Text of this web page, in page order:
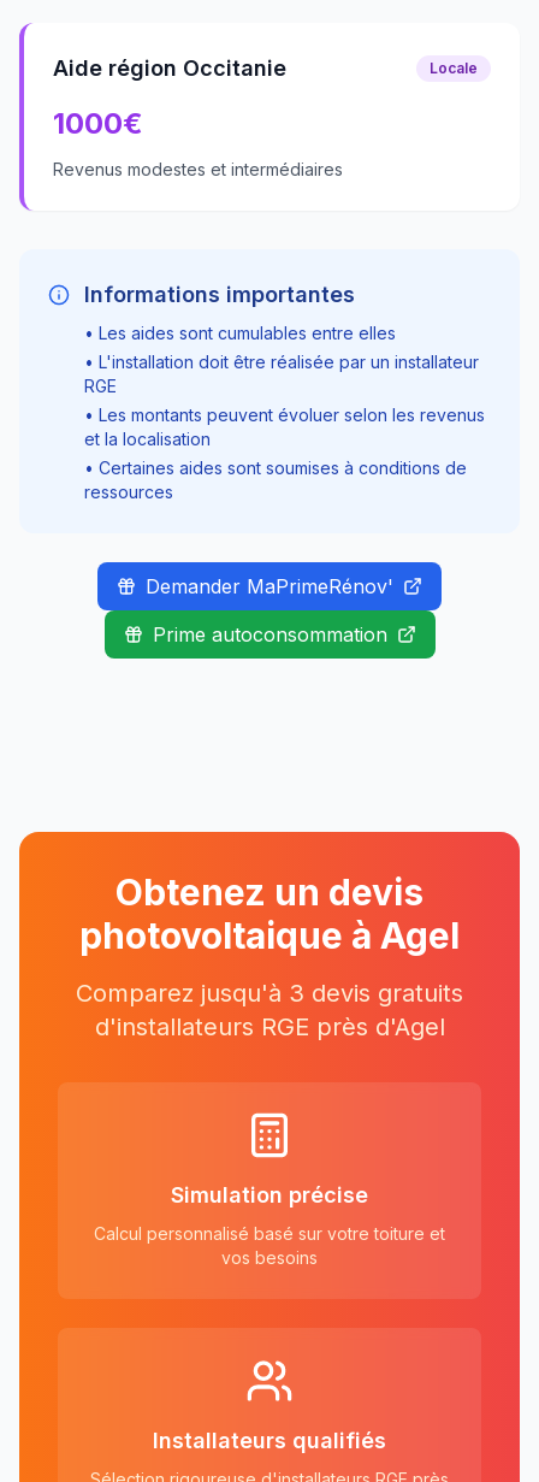
Aide région Occitanie Locale
1000€
Revenus modestes et intermédiaires
Informations importantes
• Les aides sont cumulables entre elles
• L'installation doit être réalisée par un installateur
RGE
• Les montants peuvent évoluer selon les revenus
et la localisation
• Certaines aides sont soumises à conditions de
ressources
Demander MaPrimeRénov'
Prime autoconsommation
Obtenez un devis
photovoltaique à Agel
Comparez jusqu'à 3 devis gratuits
d'installateurs RGE près d'Agel
Simulation précise
Calcul personnalisé basé sur votre toiture et
vos besoins
Installateurs qualifiés